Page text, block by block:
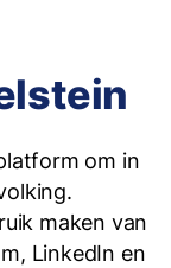
om in
maken van
LinkedIn en